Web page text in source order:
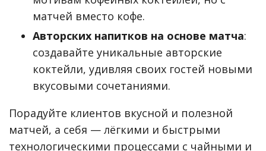
матчей вместо кофе.
Авторских напитков на основе матча:
создавайте уникальные авторские
коктейли, удивляя своих гостей новыми
вкусовыми сочетаниями.
Порадуйте клиентов вкусной и полезной
матчей, а себя — лёгкими и быстрыми
технологическими процессами с чайными и